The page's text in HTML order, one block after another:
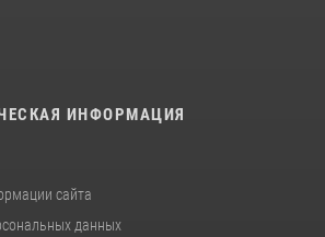
ИНФОРМАЦИЯ
сайта
данных